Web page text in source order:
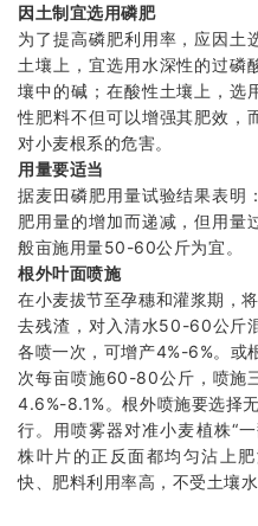
因土制宜选用磷肥
为了提高磷肥利用率，应因土
土壤上，宜选用水深性的过磷
壤中的碱；在酸性土壤上，选
性肥料不但可以增强其肥效，
对小麦根系的危害。
用量要适当
据麦田磷肥用量试验结果表明
肥用量的增加而递减，但用量
般亩施用量50-60公斤为宜。
根外叶面喷施
在小麦拔节至孕穗和灌浆期，
去残渣，对入清水50-60公斤
各喷一次，可增产4%-6%。或
次每亩喷施60-80公斤，喷施
4.6%-8.1%。根外喷施要选择
行。用喷雾器对准小麦植株“
株叶片的正反面都均匀沾上
快、肥料利用率高，不受土壤